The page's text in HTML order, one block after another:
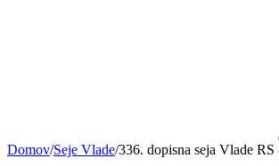
Domov/Seje Vlade/336. dopisna seja Vlade RS